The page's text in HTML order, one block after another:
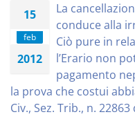
15
feb
2012
La
conduce alla
Ciò pure in
l’Erario non
pagamento
la prova che costui
Civ., Sez. Trib., n.